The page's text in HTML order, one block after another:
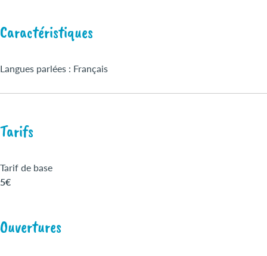
Caractéristiques
Langues parlées : Français
Tarifs
Tarif de base
5€
Ouvertures